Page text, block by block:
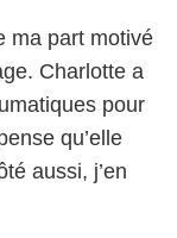
ma part motivé
Charlotte a
pour
qu’elle
aussi, j’en